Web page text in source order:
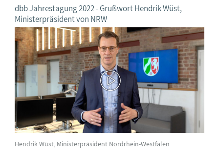
dbb Jahrestagung 2022 - Grußwort Hendrik Wüst,
Ministerpräsident von NRW
Hendrik Wüst, Ministerpräsident Nordrhein-Westfalen